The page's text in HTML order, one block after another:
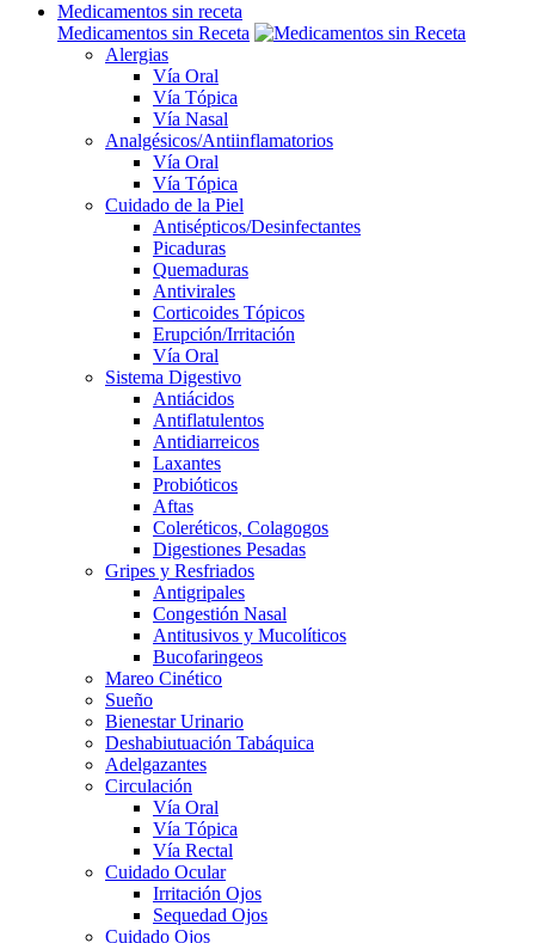
Medicamentos sin receta
Medicamentos sin Receta
Alergias
Vía Oral
Vía Tópica
Vía Nasal
Analgésicos/Antiinflamatorios
Vía Oral
Vía Tópica
Cuidado de la Piel
Antisépticos/Desinfectantes
Picaduras
Quemaduras
Antivirales
Corticoides Tópicos
Erupción/Irritación
Vía Oral
Sistema Digestivo
Antiácidos
Antiflatulentos
Antidiarreicos
Laxantes
Probióticos
Aftas
Coleréticos, Colagogos
Digestiones Pesadas
Gripes y Resfriados
Antigripales
Congestión Nasal
Antitusivos y Mucolíticos
Bucofaringeos
Mareo Cinético
Sueño
Bienestar Urinario
Deshabiutuación Tabáquica
Adelgazantes
Circulación
Vía Oral
Vía Tópica
Vía Rectal
Cuidado Ocular
Irritación Ojos
Sequedad Ojos
Cuidado Ojos